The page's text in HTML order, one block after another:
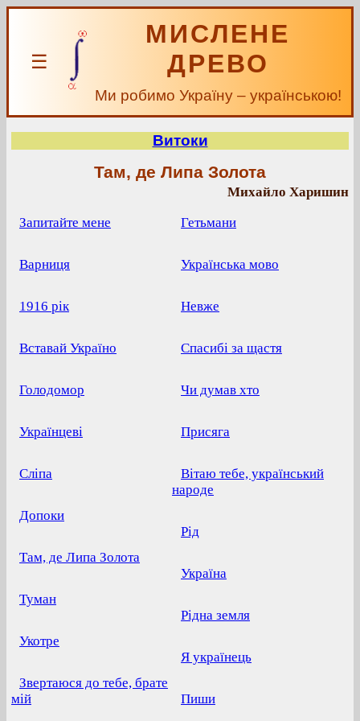
☰
МИСЛЕНЕ
ДРЕВО
Ми робимо Україну – українською!
Витоки
Там, де Липа Золота
Михайло Харишин
Запитайте мене
Варниця
1916 рік
Вставай Україно
Голодомор
Українцеві
Сліпа
Допоки
Там, де Липа Золота
Туман
Укотре
Звертаюся до тебе, брате
мій
Гетьмани
Українська мово
Невже
Спасибі за щастя
Чи думав хто
Присяга
Вітаю тебе, український
народе
Рід
Україна
Рідна земля
Я українець
Пиши